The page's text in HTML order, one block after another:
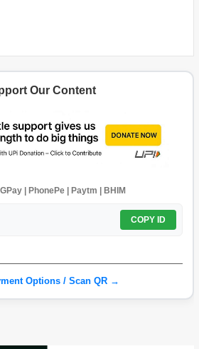
Our Content
GPay | PhonePe | Paytm | BHIM
COPY ID
Options / Scan QR →